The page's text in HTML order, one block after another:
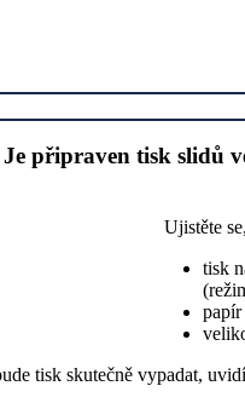
Je připraven tisk slidů
Ujistěte
tisk
tisk skutečně vypadat,